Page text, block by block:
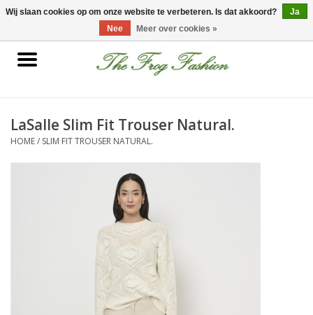
0 Artikelen - €0,00
Home
Nieuwe collectie
LaSalle Slim Fit Trouser Natural.
HOME/ SLIM FIT TROUSER NATURAL.
Wij slaan cookies op om onze website te verbeteren. Is dat akkoord?
Ja
Nee
Meer over cookies »